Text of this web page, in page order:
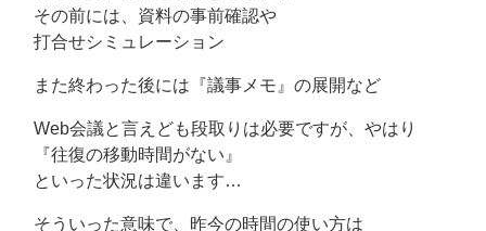
その前には、資料の事前確認や
打合せシミュレーション
また終わった後には『議事メモ』の展開など
Web会議と言えども段取りは必要ですが、やはり
『往復の移動時間がない』
といった状況は違います…
そういった意味で、昨今の時間の使い方は